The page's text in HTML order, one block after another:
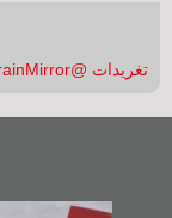
تغريدات @BahrainMirror